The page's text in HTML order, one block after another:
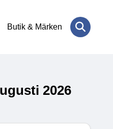
Butik & Märken
2026